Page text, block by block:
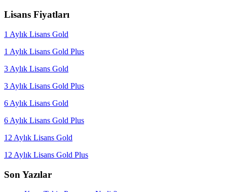
Lisans Fiyatları
1 Aylık Lisans Gold
1 Aylık Lisans Gold Plus
3 Aylık Lisans Gold
3 Aylık Lisans Gold Plus
6 Aylık Lisans Gold
6 Aylık Lisans Gold Plus
12 Aylık Lisans Gold
12 Aylık Lisans Gold Plus
Son Yazılar